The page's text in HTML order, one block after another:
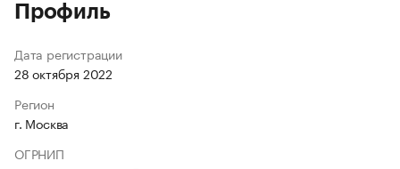
Профиль
Дата регистрации
28 октября 2022
Регион
г. Москва
ОГРНИП